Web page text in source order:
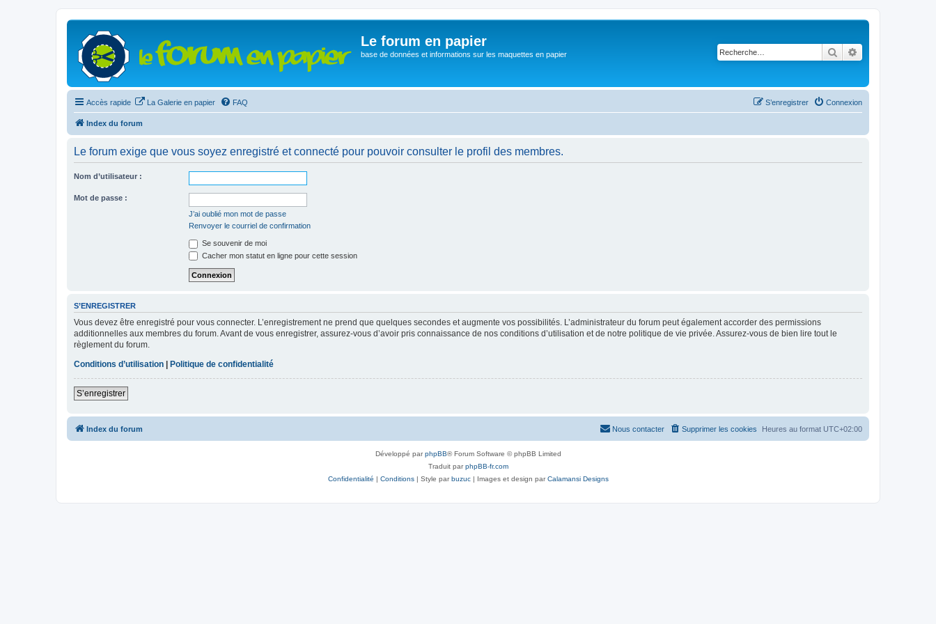
Le forum en papier
base de données et informations sur les maquettes en papier Rechercher
Accès rapide La Galerie en papier FAQ Connexion
S’enregistrer
Index du forum
Le forum exige que vous soyez enregistré et connecté pour pouvoir consulter le profil des membres.
Nom d’utilisateur :
Mot de passe :
J’ai oublié mon mot de passe
Renvoyer le courriel de confirmation
Se souvenir de moi
Cacher mon statut en ligne pour cette session
S’ENREGISTRER
Vous devez être enregistré pour vous connecter. L’enregistrement ne prend que quelques secondes et augmente vos possibilités. L’administrateur du forum peut également accorder des permissions
additionnelles aux membres du forum. Avant de vous enregistrer, assurez-vous d’avoir pris connaissance de nos conditions d’utilisation et de notre politique de vie privée. Assurez-vous de bien lire tout le
règlement du forum.
Conditions d’utilisation | Politique de confidentialité
S’enregistrer
Index du forum Heures au format UTC+02:00
Supprimer les cookies
Nous contacter
Développé parphpBB® Forum Software © phpBB Limited
Traduit parphpBB-fr.com
Confidentialité | Conditions| Style parbuzuc| Images et design parCalamansi Designs